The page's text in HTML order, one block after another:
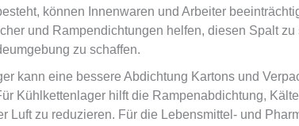
können Innenwaren und Arbeiter
und Rampendichtungen helfen, diesen Spalt
zu schaffen.
kann eine bessere Abdichtung Kartons und
Kühlkettenlager hilft die Rampenabdichtung,
Luft zu reduzieren. Für die Lebensmittel- und